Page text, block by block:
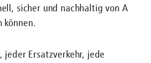
sicher und nachhaltig von A
können.
jeder Ersatzverkehr, jede